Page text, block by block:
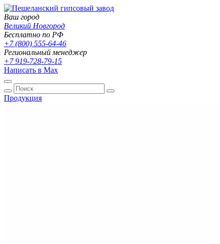
Ваш город
Великий Новгород
Бесплатно по РФ
+7 (800) 555-64-46
Региональный менеджер
+7 919-728-79-15
Написать в Max
Продукция